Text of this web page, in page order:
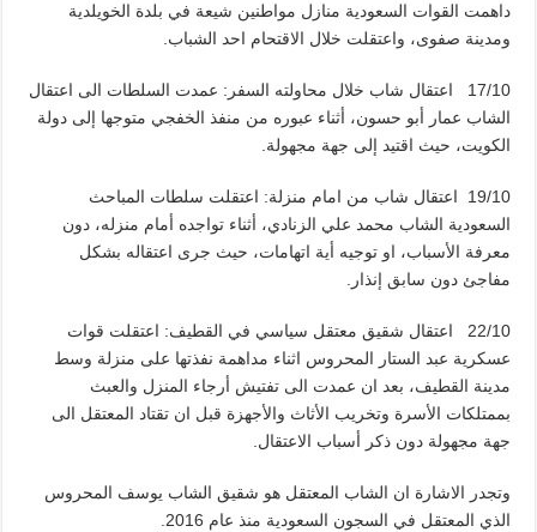
داهمت القوات السعودية منازل مواطنين شيعة في بلدة الخويلدية
ومدينة صفوى، واعتقلت خلال الاقتحام احد الشباب.
17/10 اعتقال شاب خلال محاولته السفر: عمدت السلطات الى اعتقال
الشاب عمار أبو حسون، أثناء عبوره من منفذ الخفجي متوجها إلى دولة
الكويت، حيث اقتيد إلى جهة مجهولة.
19/10 اعتقال شاب من امام منزلة: اعتقلت سلطات المباحث
السعودية الشاب محمد علي الزنادي، أثناء تواجده أمام منزله، دون
معرفة الأسباب، او توجيه أية اتهامات، حيث جرى اعتقاله بشكل
مفاجئ دون سابق إنذار.
22/10 اعتقال شقيق معتقل سياسي في القطيف: اعتقلت قوات
عسكرية عبد الستار المحروس اثناء مداهمة نفذتها على منزلة وسط
مدينة القطيف، بعد ان عمدت الى تفتيش أرجاء المنزل والعبث
بممتلكات الأسرة وتخريب الأثاث والأجهزة قبل ان تقتاد المعتقل الى
جهة مجهولة دون ذكر أسباب الاعتقال.
وتجدر الاشارة ان الشاب المعتقل هو شقيق الشاب يوسف المحروس
الذي المعتقل في السجون السعودية منذ عام 2016.